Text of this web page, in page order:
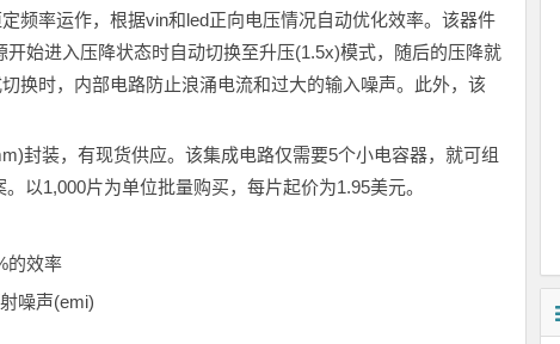
率运作，根据vin和led正向电压情况自动优化效率。该器件
始进入压降状态时自动切换至升压(1.5x)模式，随后的压降就
换时，内部电路防止浪涌电流和过大的输入噪声。此外，该
装，有现货供应。该集成电路仅需要5个小电容器，就可组
以1,000片为单位批量购买，每片起价为1.95美元。
的效率
噪声(emi)